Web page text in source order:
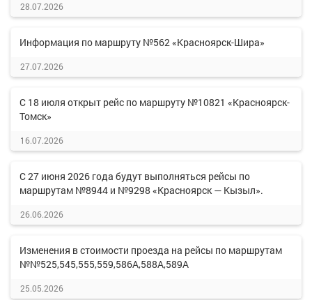
28.07.2026
Информация по маршруту №562 «Красноярск-Шира»
27.07.2026
С 18 июля открыт рейс по маршруту №10821 «Красноярск-
Томск»
16.07.2026
С 27 июня 2026 года будут выполняться рейсы по
маршрутам №8944 и №9298 «Красноярск — Кызыл».
26.06.2026
Изменения в стоимости проезда на рейсы по маршрутам
№№525,545,555,559,586А,588А,589А
25.05.2026